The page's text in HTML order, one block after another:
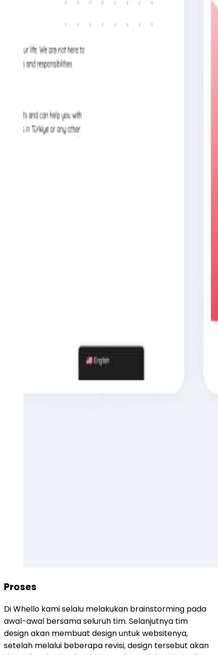
Proses
Di Whello kami selalu melakukan brainstorming pada
awal-awal bersama seluruh tim. Selanjutnya tim
design akan membuat design untuk websitenya,
setelah melalui beberapa revisi, design tersebut akan